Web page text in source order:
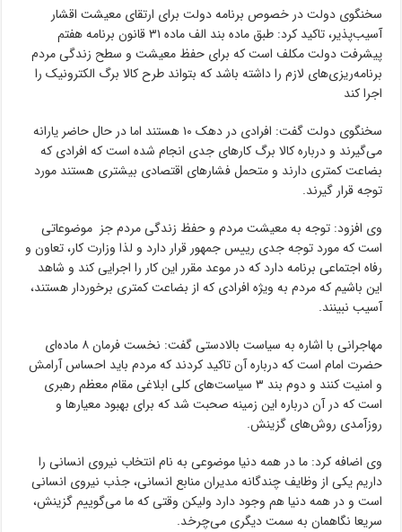
سخنگوی دولت در خصوص برنامه دولت برای ارتقای معیشت اقشار
آسیب‌پذیر، تاکید کرد: طبق ماده بند الف ماده ۳۱ قانون برنامه هفتم
پیشرفت دولت مکلف است که برای حفظ معیشت و سطح زندگی مردم
برنامه‌ریزی‌های لازم را داشته باشد که بتواند طرح کالا برگ الکترونیک را
اجرا کند
سخنگوی دولت گفت: افرادی در دهک ۱۰ هستند اما در حال حاضر یارانه
می‌گیرند و درباره کالا برگ کارهای جدی انجام شده است که افرادی که
بضاعت کمتری دارند و متحمل فشارهای اقتصادی بیشتری هستند مورد
توجه قرار گیرند.
وی افزود: توجه به معیشت مردم و حفظ زندگی مردم جز موضوعاتی
است که مورد توجه جدی رییس جمهور قرار دارد و لذا وزارت کار، تعاون و
رفاه اجتماعی برنامه دارد که در موعد مقرر این کار را اجرایی کند و شاهد
این باشیم که مردم به ویژه افرادی که از بضاعت کمتری برخوردار هستند،
آسیب نبینند.
مهاجرانی با اشاره به سیاست بالادستی گفت: نخست فرمان ۸ ماده‌ای
حضرت امام است که درباره آن تاکید کردند که مردم باید احساس آرامش
و امنیت کنند و دوم بند ۳ سیاست‌های کلی ابلاغی مقام معظم رهبری
است که در آن درباره این زمینه صحبت شد که برای بهبود معیارها و
روزآمدی روش‌های گزینش.
وی اضافه کرد: ما در همه دنیا موضوعی به نام انتخاب نیروی انسانی را
داریم یکی از وظایف چندگانه مدیران منابع انسانی، جذب نیروی انسانی
است و در همه دنیا هم وجود دارد ولیکن وقتی که ما می‌گوییم گزینش،
سریعا نگاهمان به سمت دیگری می‌چرخد.